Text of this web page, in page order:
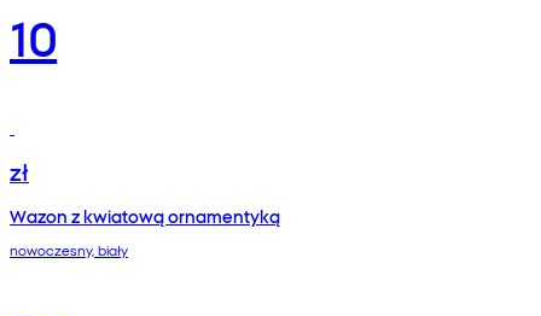
10
zł
Wazon z kwiatową ornamentyką
nowoczesny, biały